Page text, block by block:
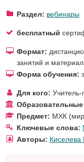
Раздел: вебинары
бесплатный
Формат:
занятий и
Форма обучения:
Для кого:
Образовательные
Предмет: МХК
Ключевые слова:
Авторы: Киселева